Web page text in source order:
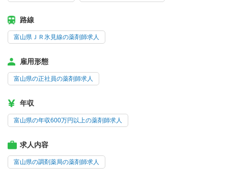
路線
富山県ＪＲ氷見線の薬剤師求人
雇用形態
富山県の正社員の薬剤師求人
年収
富山県の年収600万円以上の薬剤師求人
求人内容
富山県の調剤薬局の薬剤師求人